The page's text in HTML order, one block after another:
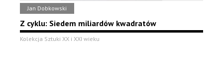
Jan Dobkowski
Z cyklu: Siedem miliardów kwadratów
Kolekcja Sztuki XX i XXI wieku